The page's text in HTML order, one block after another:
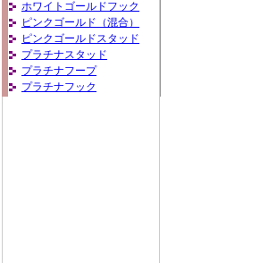
ホワイトゴールドフック
ピンクゴールド（混合）
ピンクゴールドスタッド
プラチナスタッド
プラチナフープ
プラチナフック